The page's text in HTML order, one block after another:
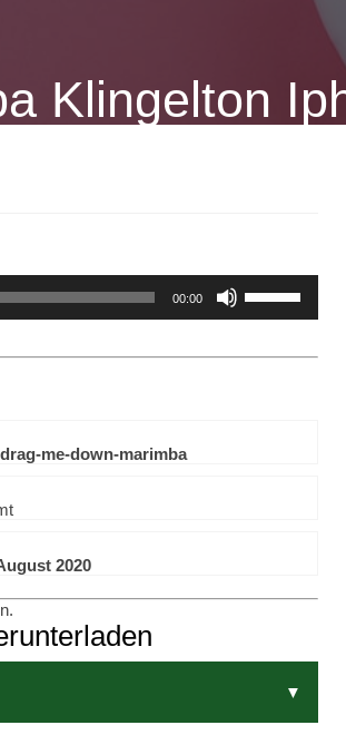
Klingelton
00:00
drag-me-down-marimba
2020
to visit this site you agree to our use